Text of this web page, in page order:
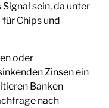
sein, da unter
Chips und
oder
Zinsen ein
Banken
nach